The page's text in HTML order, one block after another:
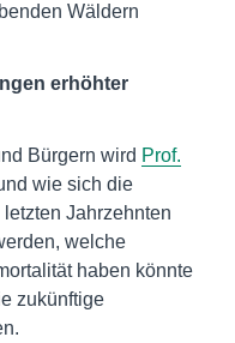
Wäldern
erhöhter
Bürgern wird Prof.
wie sich die
Jahrzehnten
welche
haben könnte
zukünftige